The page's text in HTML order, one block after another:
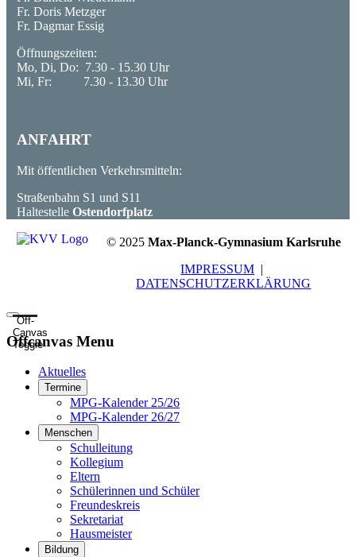
Fr. Doris Metzger
Fr. Dagmar Essig
Öffnungszeiten:
Mo, Di, Do: 7.30 - 15.30 Uhr
Mi, Fr: 7.30 - 13.30 Uhr
ANFAHRT
Mit öffentlichen Verkehrsmitteln:
Straßenbahn S1 und S11
Haltestelle Ostendorfplatz
© 2025 Max-Planck-Gymnasium Karlsruhe
IMPRESSUM |
DATENSCHUTZERKLÄRUNG
Off-
Canvas
Toggle
Offcanvas Menu
Aktuelles
Termine
MPG-Kalender 25/26
MPG-Kalender 26/27
Menschen
Schulleitung
Kollegium
Eltern
Schülerinnen und Schüler
Freundeskreis
Sekretariat
Hausmeister
Bildung